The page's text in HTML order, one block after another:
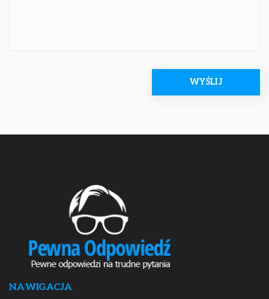
NAWIGACJA